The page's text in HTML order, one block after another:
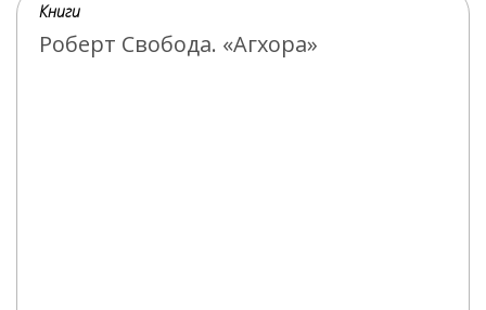
Книги
Роберт Свобода. «Агхора»